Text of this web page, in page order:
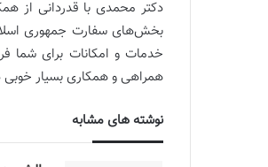
دکتر محمدی با قدردانی از
بخش‌های سفارت جمهوری
خدمات و امکانات برای شما
همراهی و همکاری بسیار خوبی
نوشته های مشابه